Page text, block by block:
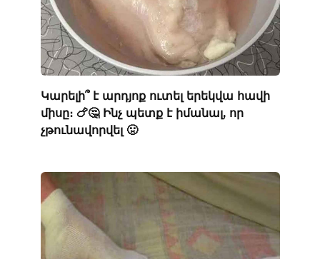
Կարելի՞ է արդյոք ուտել երեկվա հավի
միսը։ 🍗🤔 Ինչ պետք է իմանալ, որ
չթունավորվել 🤢